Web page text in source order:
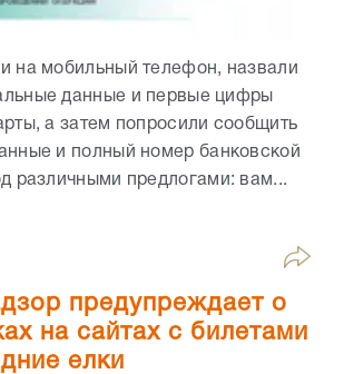
на мобильный телефон, назвали
данные и первые цифры
а затем попросили сообщить
и полный номер банковской
различными предлогами: вам...
предупреждает о
на сайтах с билетами
елки